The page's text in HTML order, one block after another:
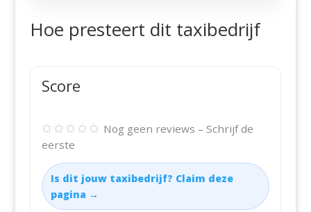
Hoe presteert dit taxibedrijf
Score
✩✩✩✩✩ Nog geen reviews – Schrijf de
eerste
Is dit jouw taxibedrijf? Claim deze
pagina →